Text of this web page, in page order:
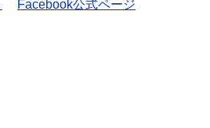
Facebook公式ページ